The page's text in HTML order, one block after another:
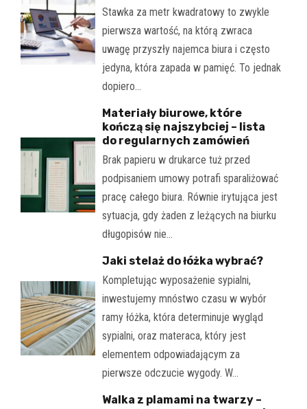
Stawka za metr kwadratowy to zwykle
pierwsza wartość, na którą zwraca
uwagę przyszły najemca biura i często
jedyna, która zapada w pamięć. To jednak
dopiero…
Materiały biurowe, które
kończą się najszybciej – lista
do regularnych zamówień
Brak papieru w drukarce tuż przed
podpisaniem umowy potrafi sparaliżować
pracę całego biura. Równie irytująca jest
sytuacja, gdy żaden z leżących na biurku
długopisów nie…
Jaki stelaż do łóżka wybrać?
Kompletując wyposażenie sypialni,
inwestujemy mnóstwo czasu w wybór
ramy łóżka, która determinuje wygląd
sypialni, oraz materaca, który jest
elementem odpowiadającym za
pierwsze odczucie wygody. W…
Walka z plamami na twarzy –